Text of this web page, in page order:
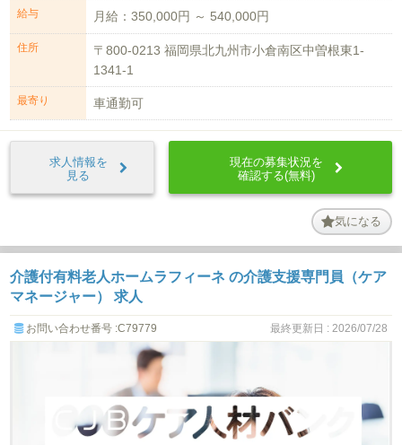
給与 月給：350,000円 ～ 540,000円
住所
〒800-0213 福岡県北九州市小倉南区中曽根東1-
1341-1
最寄り 車通勤可
求人情報を
見る
現在の募集状況を
確認する(無料)
気になる
介護付有料老人ホームラフィーネ の介護支援専門員（ケア
マネージャー） 求人
お問い合わせ番号 :C79779 最終更新日 : 2026/07/28